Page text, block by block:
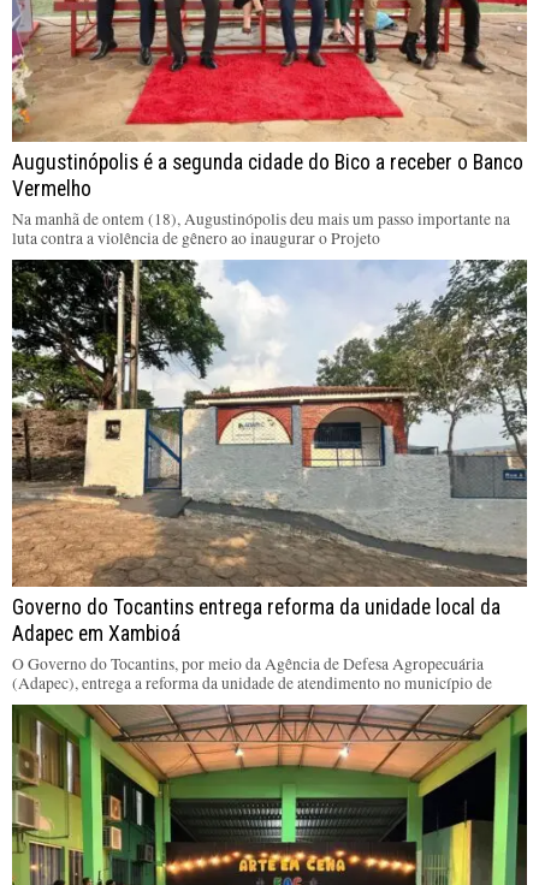
Augustinópolis é a segunda cidade do Bico a receber o Banco
Vermelho
Na manhã de ontem (18), Augustinópolis deu mais um passo importante na
luta contra a violência de gênero ao inaugurar o Projeto
Governo do Tocantins entrega reforma da unidade local da
Adapec em Xambioá
O Governo do Tocantins, por meio da Agência de Defesa Agropecuária
(Adapec), entrega a reforma da unidade de atendimento no município de